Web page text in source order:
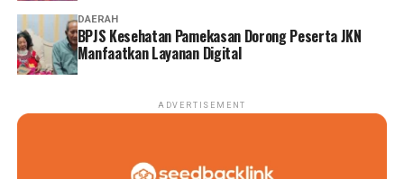
DAERAH
BPJS Kesehatan Pamekasan Dorong Peserta JKN
Manfaatkan Layanan Digital
ADVERTISEMENT